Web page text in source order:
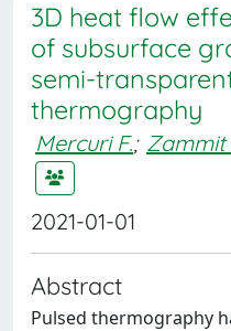
3D heat flow
of subsurface
semi-
thermography
Mercuri F.; Zammit
2021-01-01
Abstract
Pulsed thermography